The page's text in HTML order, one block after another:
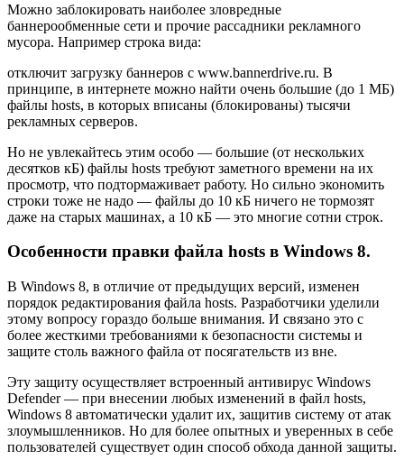
Можно заблокировать наиболее зловредные
баннерообменные сети и прочие рассадники рекламного
мусора. Например строка вида:
отключит загрузку баннеров с www.bannerdrive.ru. В
принципе, в интернете можно найти очень большие (до 1 МБ)
файлы hosts, в которых вписаны (блокированы) тысячи
рекламных серверов.
Но не увлекайтесь этим особо — большие (от нескольких
десятков кБ) файлы hosts требуют заметного времени на их
просмотр, что подтормаживает работу. Но сильно экономить
строки тоже не надо — файлы до 10 кБ ничего не тормозят
даже на старых машинах, а 10 кБ — это многие сотни строк.
Особенности правки файла hosts в Windows 8.
В Windows 8, в отличие от предыдущих версий, изменен
порядок редактирования файла hosts. Разработчики уделили
этому вопросу гораздо больше внимания. И связано это с
более жесткими требованиями к безопасности системы и
защите столь важного файла от посягательств из вне.
Эту защиту осуществляет встроенный антивирус Windows
Defender — при внесении любых изменений в файл hosts,
Windows 8 автоматически удалит их, защитив систему от атак
злоумышленников. Но для более опытных и уверенных в себе
пользователей существует один способ обхода данной защиты.